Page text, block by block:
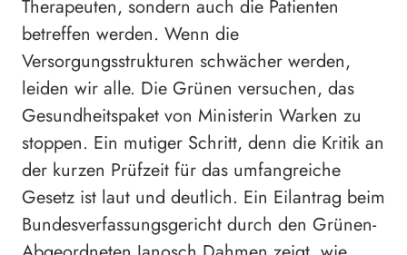
Therapeuten, sondern auch die Patienten
betreffen werden. Wenn die
Versorgungsstrukturen schwächer werden,
leiden wir alle. Die Grünen versuchen, das
Gesundheitspaket von Ministerin Warken zu
stoppen. Ein mutiger Schritt, denn die Kritik an
der kurzen Prüfzeit für das umfangreiche
Gesetz ist laut und deutlich. Ein Eilantrag beim
Bundesverfassungsgericht durch den Grünen-